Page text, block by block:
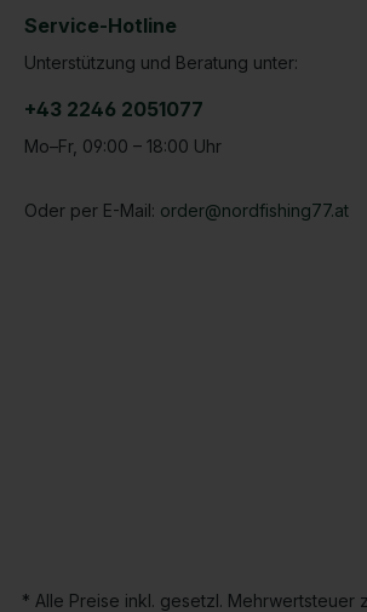
Service-Hotline
Unterstützung und Beratung unter:
+43 2246 2051077
Mo–Fr, 09:00 – 18:00 Uhr
Oder per E-Mail: order@nordfishing77.at
* Alle Preise inkl. gesetzl.